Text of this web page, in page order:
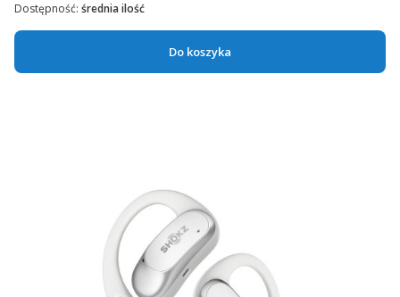
Do koszyka
Dostępność: średnia ilość